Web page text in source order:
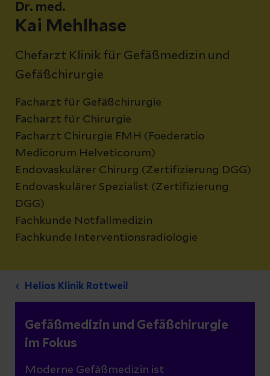
Dr. med.
Kai Mehlhase
Chefarzt Klinik für Gefäßmedizin und
Gefäßchirurgie
Facharzt für Gefäßchirurgie
Facharzt für Chirurgie
Facharzt Chirurgie FMH (Foederatio
Medicorum Helveticorum)
Endovaskulärer Chirurg (Zertifizierung DGG)
Endovaskulärer Spezialist (Zertifizierung
DGG)
Fachkunde Notfallmedizin
Fachkunde Interventionsradiologie
Helios Klinik Rottweil
Gefäßmedizin und Gefäßchirurgie
im Fokus
Moderne Gefäßmedizin ist